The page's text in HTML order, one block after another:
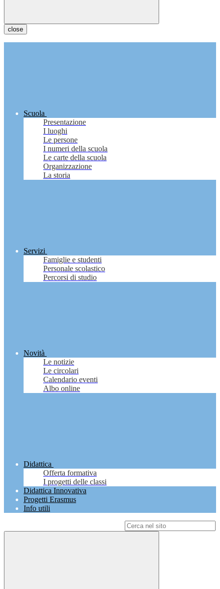
close
Scuola
Presentazione
I luoghi
Le persone
I numeri della scuola
Le carte della scuola
Organizzazione
La storia
Servizi
Famiglie e studenti
Personale scolastico
Percorsi di studio
Novità
Le notizie
Le circolari
Calendario eventi
Albo online
Didattica
Offerta formativa
I progetti delle classi
Didattica Innovativa
Progetti Erasmus
Info utili